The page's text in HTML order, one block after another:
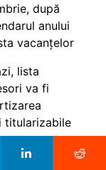
după
anului
vacanțelor
lista
va fi
titularizabile